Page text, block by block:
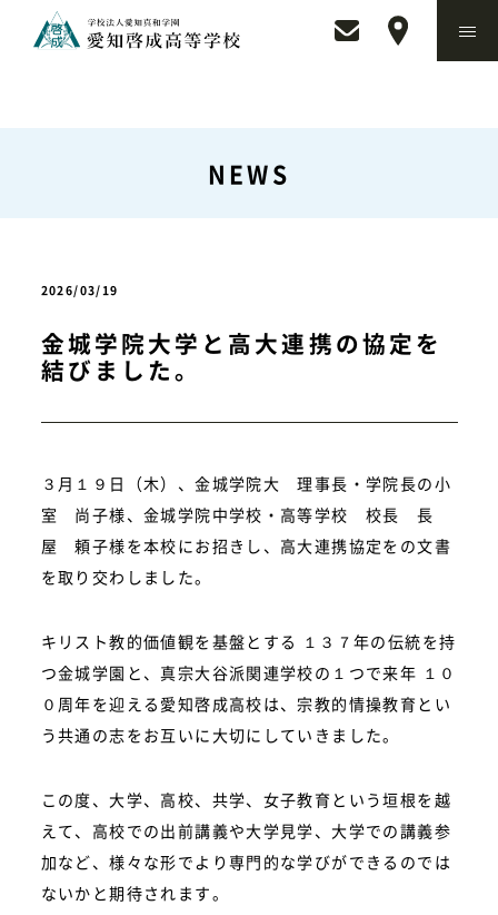
NEWS
2026/03/19
金城学院大学と高大連携の協定を
結びました。
３月１９日（木）、金城学院大 理事長・学院長の小
室 尚子様、金城学院中学校・高等学校 校長 長
屋 頼子様を本校にお招きし、高大連携協定をの文書
を取り交わしました。
キリスト教的価値観を基盤とする １３７年の伝統を持
つ金城学園と、真宗大谷派関連学校の１つで来年 １０
０周年を迎える愛知啓成高校は、宗教的情操教育とい
う共通の志をお互いに大切にしていきました。
この度、大学、高校、共学、女子教育という垣根を越
えて、高校での出前講義や大学見学、大学での講義参
加など、様々な形でより専門的な学びができるのでは
ないかと期待されます。